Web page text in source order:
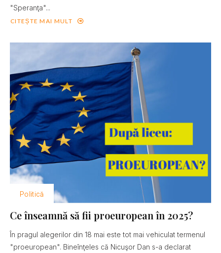
"Speranţa"...
CITEȘTE MAI MULT
Politică
Ce înseamnă să fii proeuropean în 2025?
În pragul alegerilor din 18 mai este tot mai vehiculat termenul
"proeuropean". Bineînţeles că Nicuşor Dan s-a declarat